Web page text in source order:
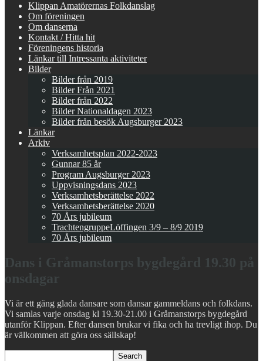
Klippan Amatörernas Folkdanslag
Om föreningen
Om danserna
Kontakt / Hitta hit
Föreningens historia
Länkar till Intressanta aktiviteter
Bilder
Bilder från 2019
Bilder Från 2021
Bilder från 2022
Bilder Nationaldagen 2023
Bilder från besök Augsburger 2023
Länkar
Arkiv
Verksamhetsplan 2022-2023
Gunnar 85 år
Program Augsburger 2023
Uppvisningsdans 2023
Verksamhetsberättelse 2022
Verksamhetsberättelse 2020
70 Års jubileum
TrachtengruppeLöffingen 3/9 – 8/9 2019
70 Års jubileum
Dans i Gråmanstorps bygdegård 19.30 på
onsdagar
Vi är ett gäng glada dansare som dansar gammeldans och folkdans.
Vi samlas varje onsdag kl 19.30-21.00 i Gråmanstorps bygdegård
utanför Klippan. Efter dansen brukar vi fika och ha trevligt ihop. Du
är välkommen att göra oss sällskap!